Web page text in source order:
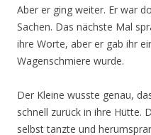
Aber er ging weiter. Er war
Sachen. Das nächste Mal
ihre Worte, aber er gab ihr
Wagenschmiere wurde.
Der Kleine wusste genau,
schnell zurück in ihre Hütte.
selbst tanzte und